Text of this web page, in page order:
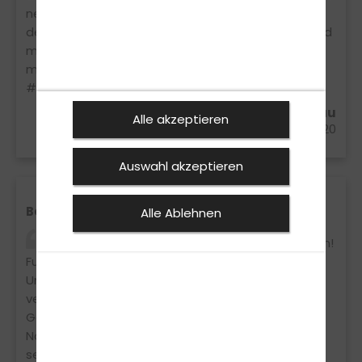
nett und kompetent. Besonderen Dank an Holger,
der mich super auf die Prüfung vorbereitet hat und
mich mit super vielen Geduld und Ruhe durch
meine Fahrstunden geleitet hat. Einfach
#bestefahrschuleever
Dana Schünemann aus Soltau
07.03.2020
Beste Fahrschule
Theorie und Praxis beim ersten Mal bestanden!
Fun Learn, der Name ist Programm. Mit Spaß und
Unterhaltung bekommt man die Theorie bestens
vermittelt. Danke an Marcus H. Und Oli die den
Gesamten Unterricht super gestaltet haben.
Nochmal großen Dank an Marcus H. Der mich mit
seinem sehr guten Praxisunterricht super auf die
Alle akzeptieren
Auswahl akzeptieren
Alle Ablehnen